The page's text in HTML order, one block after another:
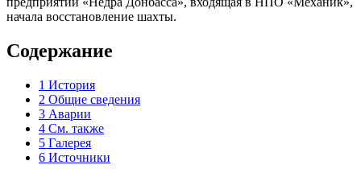
начала восстановление шахты.
Содержание
1 История
2 Общие сведения
3 Аварии
4 См. также
5 Галерея
6 Источники